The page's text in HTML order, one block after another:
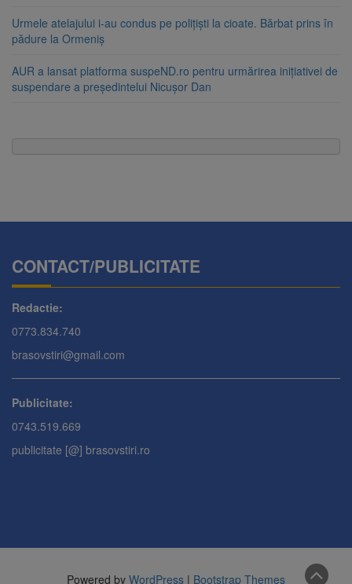
Urmele atelajului i-au condus pe polițiști la cioate. Bărbat prins în
pădure la Ormeniș
AUR a lansat platforma suspeND.ro pentru urmărirea inițiativei de
suspendare a președintelui Nicușor Dan
CONTACT/PUBLICITATE
Redactie:
0773.834.740
brasovstiri@gmail.com
Publicitate:
0743.519.669
publicitate [@] brasovstiri.ro
Powered by WordPress | Bootstrap Themes